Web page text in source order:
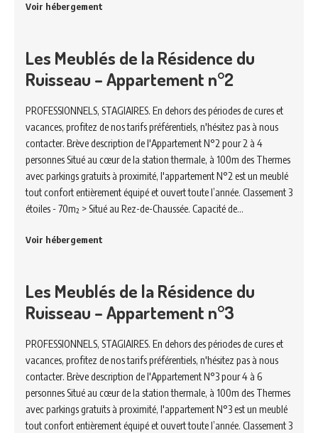
Voir hébergement
Les Meublés de la Résidence du
Ruisseau – Appartement n°2
PROFESSIONNELS, STAGIAIRES. En dehors des périodes de cures et
vacances, profitez de nos tarifs préférentiels, n'hésitez pas à nous
contacter. Brève description de l'Appartement N°2 pour 2 à 4
personnes Situé au cœur de la station thermale, à 100m des Thermes
avec parkings gratuits à proximité, l'appartement N°2 est un meublé
tout confort entièrement équipé et ouvert toute l’année. Classement 3
étoiles - 70m² > Situé au Rez-de-Chaussée. Capacité de…
Voir hébergement
Les Meublés de la Résidence du
Ruisseau – Appartement n°3
PROFESSIONNELS, STAGIAIRES. En dehors des périodes de cures et
vacances, profitez de nos tarifs préférentiels, n'hésitez pas à nous
contacter. Brève description de l'Appartement N°3 pour 4 à 6
personnes Situé au cœur de la station thermale, à 100m des Thermes
avec parkings gratuits à proximité, l'appartement N°3 est un meublé
tout confort entièrement équipé et ouvert toute l’année. Classement 3